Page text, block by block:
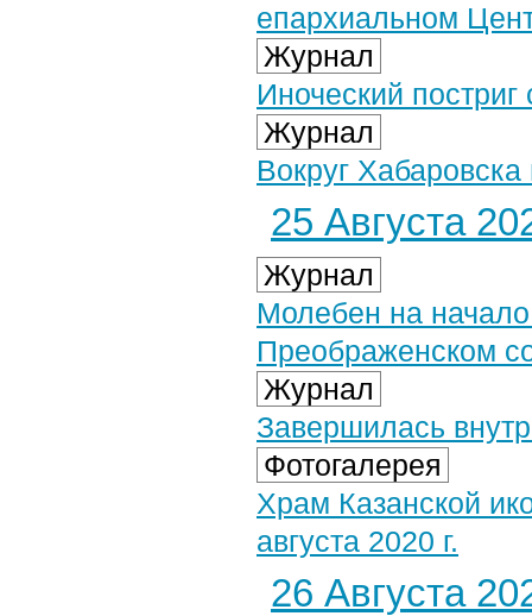
епархиальном
Журнал
Иноческий
Журнал
Вокруг
25 Августа
Журнал
Молебен на начало
Преображенском
Журнал
Завершилась
Фотогалерея
Храм Казанской
августа 2020 г.
26 Августа